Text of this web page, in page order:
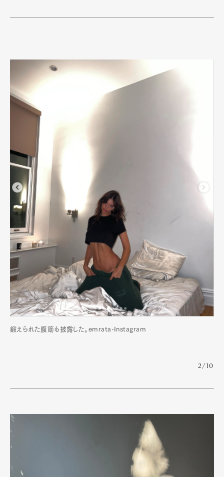
鍛えられた腹筋も披露した。emrata-Instagram
2/10